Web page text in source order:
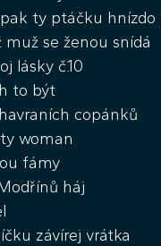
ty ptáčku hnízdo
muž se ženou snídá
lásky č.10
to být
copánků
woman
fámy
háj
závírej vrátka